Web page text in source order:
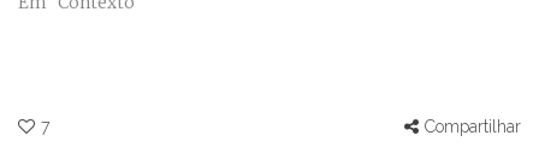
7 Compartilhar